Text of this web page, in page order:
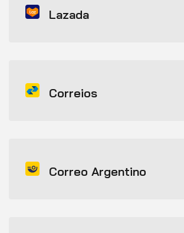
Lazada
Correios
Correo Argentino